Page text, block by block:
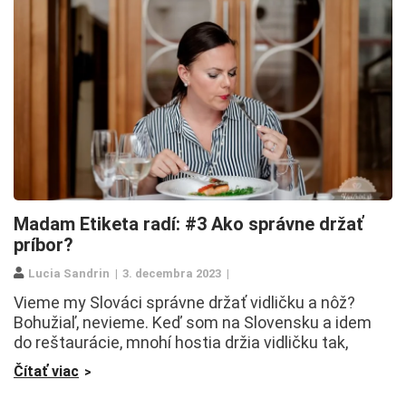
Madam Etiketa radí: #3 Ako správne držať
príbor?
Lucia Sandrin 3. decembra 2023
Vieme my Slováci správne držať vidličku a nôž?
Bohužiaľ, nevieme. Keď som na Slovensku a idem
do reštaurácie, mnohí hostia držia vidličku tak,
Čítať viac